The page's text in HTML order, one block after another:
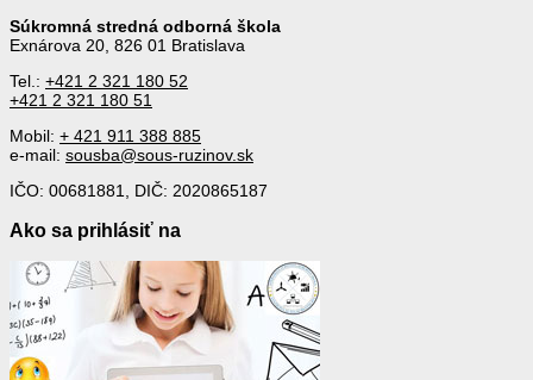
Súkromná stredná odborná škola
Exnárova 20, 826 01 Bratislava
Tel.: +421 2 321 180 52
+421 2 321 180 51
Mobil: + 421 911 388 885
e-mail: sousba@sous-ruzinov.sk
IČO: 00681881, DIČ: 2020865187
Ako sa prihlásiť na